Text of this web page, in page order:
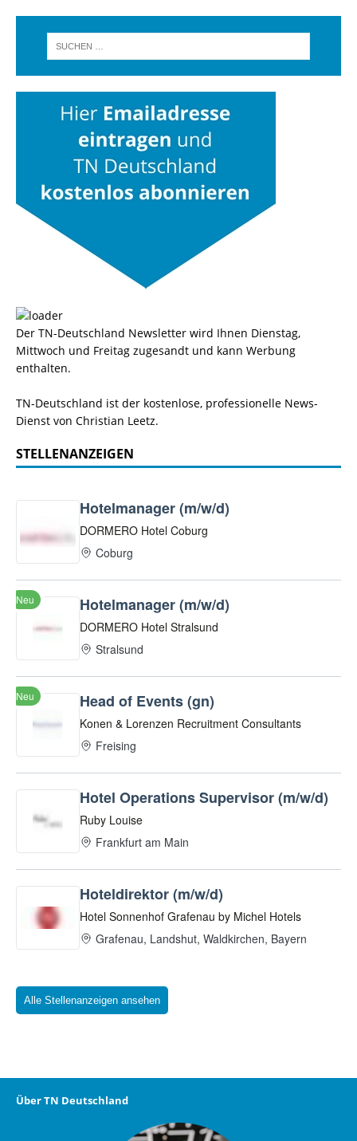
Der TN-Deutschland Newsletter wird Ihnen Dienstag,
Mittwoch und Freitag zugesandt und kann Werbung
enthalten.
TN-Deutschland ist der kostenlose, professionelle News-
Dienst von Christian Leetz.
STELLENANZEIGEN
Alle Stellenanzeigen ansehen
Über TN Deutschland